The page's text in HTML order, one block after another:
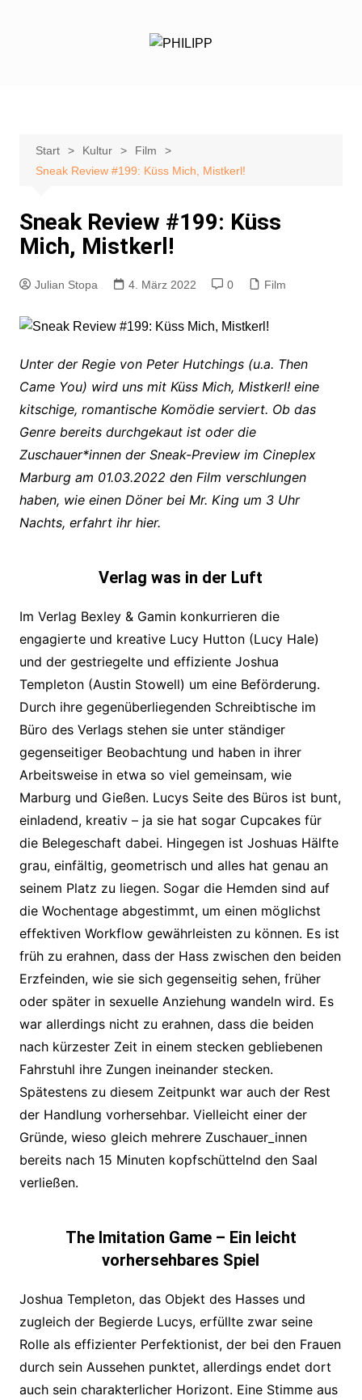
Start Kultur
Film
Sneak Review #199: Küss Mich, Mistkerl!
Sneak Review #199: Küss
Mich, Mistkerl!
Julian Stopa 4. März 2022 0 Film
Unter der Regie von Peter Hutchings (u.a. Then
Came You) wird uns mit Küss Mich, Mistkerl! eine
kitschige, romantische Komödie serviert. Ob das
Genre bereits durchgekaut ist oder die
Zuschauer*innen der Sneak-Preview im Cineplex
Marburg am 01.03.2022 den Film verschlungen
haben, wie einen Döner bei Mr. King um 3 Uhr
Nachts, erfahrt ihr hier.
Verlag was in der Luft
Im Verlag Bexley & Gamin konkurrieren die
engagierte und kreative Lucy Hutton (Lucy Hale)
und der gestriegelte und effiziente Joshua
Templeton (Austin Stowell) um eine Beförderung.
Durch ihre gegenüberliegenden Schreibtische im
Büro des Verlags stehen sie unter ständiger
gegenseitiger Beobachtung und haben in ihrer
Arbeitsweise in etwa so viel gemeinsam, wie
Marburg und Gießen. Lucys Seite des Büros ist bunt,
einladend, kreativ – ja sie hat sogar Cupcakes für
die Belegeschaft dabei. Hingegen ist Joshuas Hälfte
grau, einfältig, geometrisch und alles hat genau an
seinem Platz zu liegen. Sogar die Hemden sind auf
die Wochentage abgestimmt, um einen möglichst
effektiven Workflow gewährleisten zu können. Es ist
früh zu erahnen, dass der Hass zwischen den beiden
Erzfeinden, wie sie sich gegenseitig sehen, früher
oder später in sexuelle Anziehung wandeln wird. Es
war allerdings nicht zu erahnen, dass die beiden
nach kürzester Zeit in einem stecken gebliebenen
Fahrstuhl ihre Zungen ineinander stecken.
Spätestens zu diesem Zeitpunkt war auch der Rest
der Handlung vorhersehbar. Vielleicht einer der
Gründe, wieso gleich mehrere Zuschauer_innen
bereits nach 15 Minuten kopfschüttelnd den Saal
verließen.
The Imitation Game – Ein leicht
vorhersehbares Spiel
Joshua Templeton, das Objekt des Hasses und
zugleich der Begierde Lucys, erfüllte zwar seine
Rolle als effizienter Perfektionist, der bei den Frauen
durch sein Aussehen punktet, allerdings endet dort
auch sein charakterlicher Horizont. Eine Stimme aus